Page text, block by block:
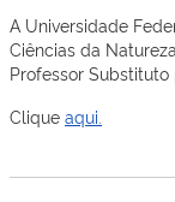
A Universidade
Ciências da
Professor
Clique aqui.